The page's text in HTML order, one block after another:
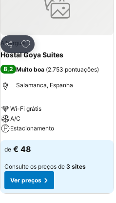
Partilhar
Adicionar aos favoritos
Albergue
Hostal Goya Suites
8,2 Muito boa (2.753 pontuações)
Salamanca, Espanha
Wi-Fi grátis
A/C
Estacionamento
de € 48
Consulte os preços de 3 sites
Ver preços